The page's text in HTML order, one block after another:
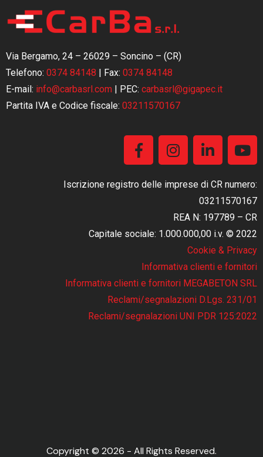
Via Bergamo, 24 – 26029 – Soncino – (CR)
Telefono: 0374 84148 Fax: 0374 84148
E-mail: info@carbasrl.com | PEC: carbasrl@gigapec.it
Partita IVA e Codice fiscale: 03211570167
Iscrizione registro delle imprese di CR numero:
03211570167
REA N: 197789 – CR
Capitale sociale: 1.000.000,00 i.v. © 2022
Cookie & Privacy
Informativa clienti e fornitori
Informativa clienti e fornitori MEGABETON SRL
Reclami/segnalazioni D.Lgs. 231/01
Reclami/segnalazioni UNI PDR 125:2022
Copyright © 2026 - All Rights Reserved.